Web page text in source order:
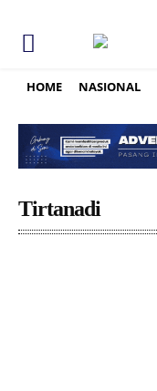
HOME NASIONAL
Tirtanadi